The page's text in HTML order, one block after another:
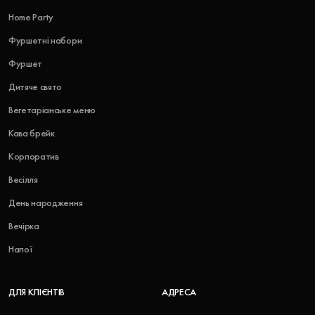
Home Party
Фуршетні набори
Фуршет
Дитяче свято
Вегетаріанське меню
Кава брейк
Корпоратив
Весілля
День народження
Вечірка
Напої
ДЛЯ КЛІЄНТІВ АДРЕСА